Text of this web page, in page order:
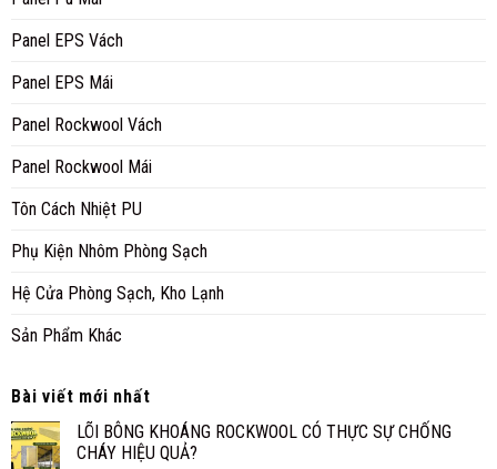
Panel EPS Vách
Panel EPS Mái
Panel Rockwool Vách
Panel Rockwool Mái
Tôn Cách Nhiệt PU
Phụ Kiện Nhôm Phòng Sạch
Hệ Cửa Phòng Sạch, Kho Lạnh
Sản Phẩm Khác
Bài viết mới nhất
LÕI BÔNG KHOÁNG ROCKWOOL CÓ THỰC SỰ CHỐNG
CHÁY HIỆU QUẢ?